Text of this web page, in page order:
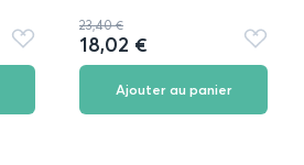
Ajouter
aux
23,40 €
18,02 €
Ajouter
aux
Ajouter au panier